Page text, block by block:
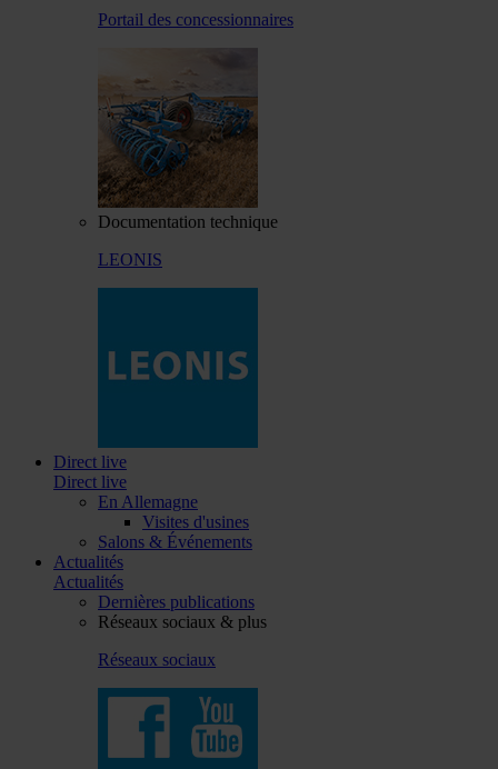
Portail des concessionnaires
Documentation technique
LEONIS
Direct live
Direct live
En Allemagne
Visites d'usines
Salons & Événements
Actualités
Actualités
Dernières publications
Réseaux sociaux & plus
Réseaux sociaux